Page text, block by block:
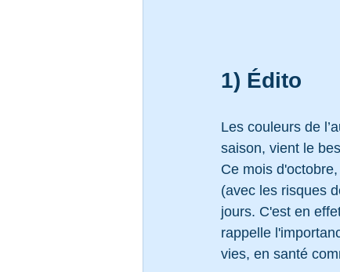
1) Édito
Les couleurs de
saison, vient le
Ce mois
(avec les risques
jours. C'est en
rappelle
vies, en santé